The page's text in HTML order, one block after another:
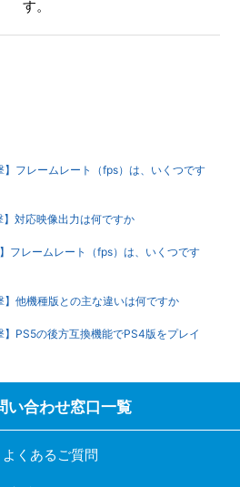
撃】最大何人まで同時プレイ可能
す。
】フレームレート（fps）は、いくつです
】対応映像出力は何ですか
フレームレート（fps）は、いくつです
】他機種版との主な違いは何ですか
】PS5の後方互換機能でPS4版をプレイ
い合わせ窓口一覧
よくあるご質問